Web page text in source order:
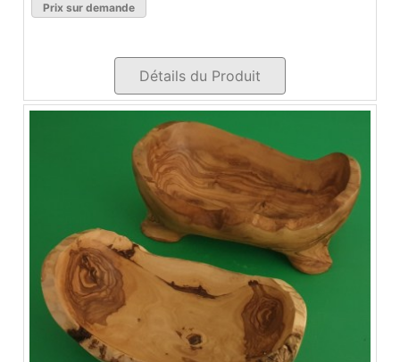
Prix sur demande
Détails du Produit